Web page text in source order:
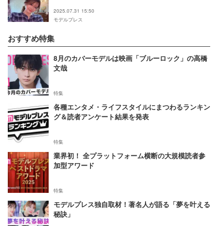
2025.07.31 15:50
モデルプレス
おすすめ特集
8月のカバーモデルは映画「ブルーロック」の高橋
文哉
特集
各種エンタメ・ライフスタイルにまつわるランキン
グ＆読者アンケート結果を発表
特集
業界初！ 全プラットフォーム横断の大規模読者参
加型アワード
特集
モデルプレス独自取材！著名人が語る「夢を叶える
秘訣」